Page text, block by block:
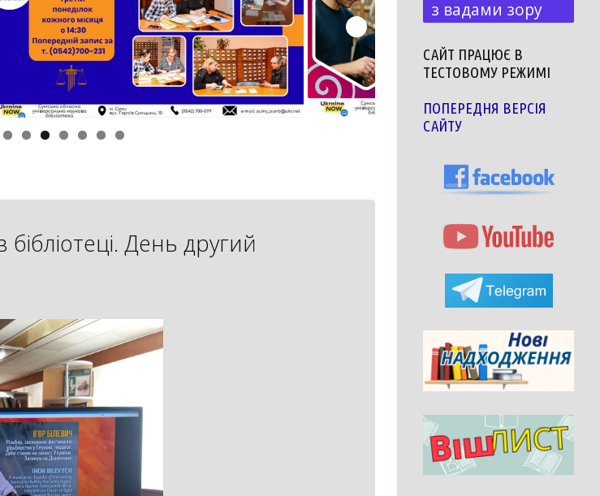
День другий
з вадами зору
САЙТ ПРАЦЮЄ В
ТЕСТОВОМУ РЕЖИМІ
ПОПЕРЕДНЯ ВЕРСІЯ
САЙТУ